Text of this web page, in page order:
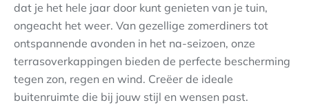
Showroom
dat je het hele jaar door kunt genieten van je tuin,
ongeacht het weer. Van gezellige zomerdiners tot
ontspannende avonden in het na-seizoen, onze
terrasoverkappingen bieden de perfecte bescherming
tegen zon, regen en wind. Creëer de ideale
buitenruimte die bij jouw stijl en wensen past.